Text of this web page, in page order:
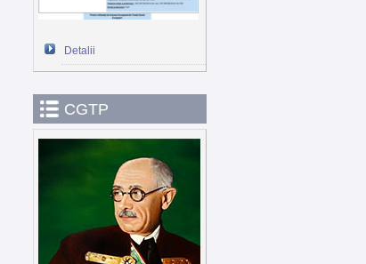
Detalii
CGTP